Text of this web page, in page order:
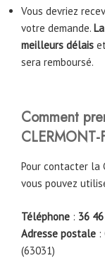
Vous devriez
votre demande.
meilleurs délais
sera remboursé.
Comment
CLERMONT-
Pour contacter la
vous pouvez
Téléphone : 36 46
Adresse postale :
(63031)